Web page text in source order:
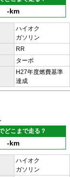
-km
ハイオク
ガソリン
RR
ターボ
H27年度燃費基準
達成
どこまで走る？
-km
ハイオク
ガソリン